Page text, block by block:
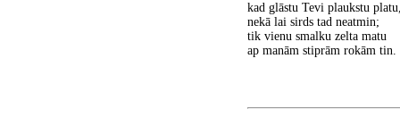
kad glāstu Tevi plaukstu
nekā lai sirds tad neatmin;
tik vienu smalku zelta matu
ap manām stiprām rokām tin.